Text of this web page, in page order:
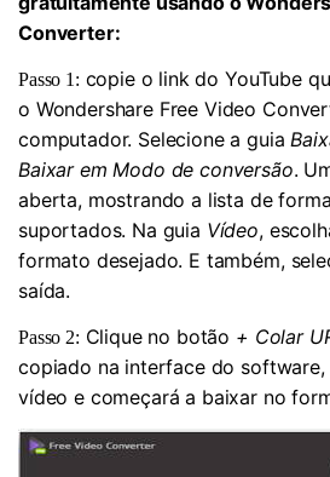
Converter:
Passo 1: copie o link do YouTube
o Wondershare Free Video
computador. Selecione a guia
Baixar em Modo de conversão.
aberta, mostrando a lista de
suportados. Na guia Vídeo,
formato desejado. E também,
saída.
Passo 2: Clique no botão + Colar
copiado na interface do software,
vídeo e começará a baixar no